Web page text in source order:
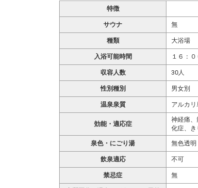
特徴
サウナ 無
種類 大浴場
入浴可能時間 １６：
収容人数 30人
性別種別 男女別
温泉泉質 アルカ
効能・適応症
神経痛
化症、
泉色・にごり湯 無色透明
飲泉適応 不可
禁忌症 無